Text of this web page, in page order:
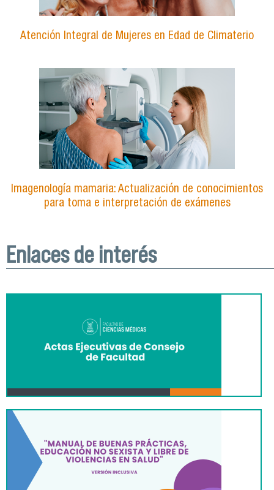
Atención Integral de Mujeres en Edad de Climaterio
Imagenología mamaria: Actualización de conocimientos
para toma e interpretación de exámenes
Enlaces de interés